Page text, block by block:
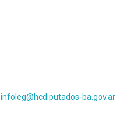
infoleg@hcdiputados-ba.gov.ar